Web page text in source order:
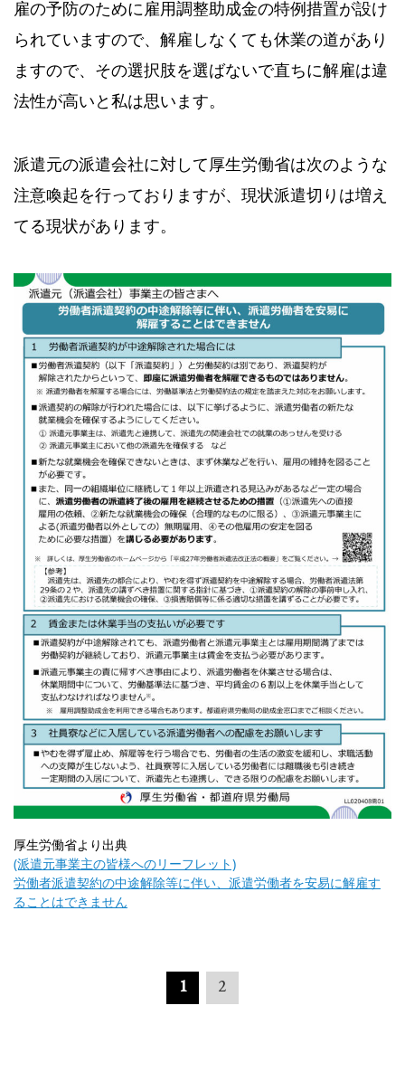
雇の予防のために雇用調整助成金の特例措置が設け
られていますので、解雇しなくても休業の道があり
ますので、その選択肢を選ばないで直ちに解雇は違
法性が高いと私は思います。
派遣元の派遣会社に対して厚生労働省は次のような
注意喚起を行っておりますが、現状派遣切りは増え
てる現状があります。
厚生労働省より出典
(派遣元事業主の皆様へのリーフレット)
労働者派遣契約の中途解除等に伴い、派遣労働者を安易に解雇す
ることはできません
1 2